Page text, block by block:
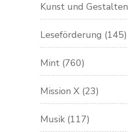
Kunst und Gestalten
Leseförderung (145)
Mint (760)
Mission X (23)
Musik (117)